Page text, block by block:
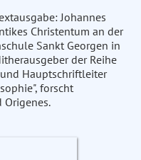
Johannes
Christentum an der
Sankt Georgen in
der Reihe
Hauptschriftleiter
forscht
Origenes.